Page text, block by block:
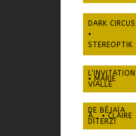
DARK CIRCUS
•
STEREOPTIK
L'INVITATION
• MARIE
VIALLE
DE BÉJAÏA
À... • CLAIRE
DITERZI